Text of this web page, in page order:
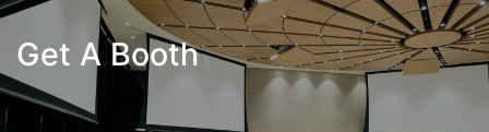
Get A Booth